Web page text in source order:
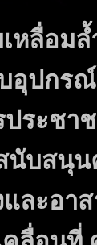
หลื่อม
อุปกร
ประชา
นับสนุ
ละอา